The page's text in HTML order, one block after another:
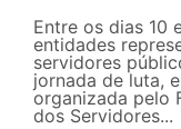
Entre os dias 10
entidades
servidores
jornada de luta,
organizada pelo
dos Servidores...